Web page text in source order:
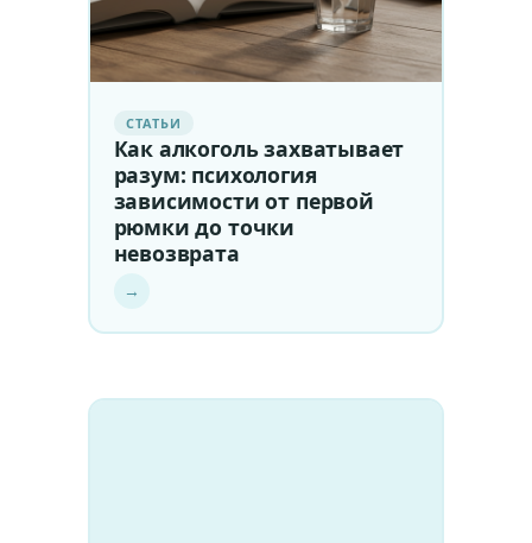
СТАТЬИ
Как алкоголь захватывает
разум: психология
зависимости от первой
рюмки до точки
невозврата
→